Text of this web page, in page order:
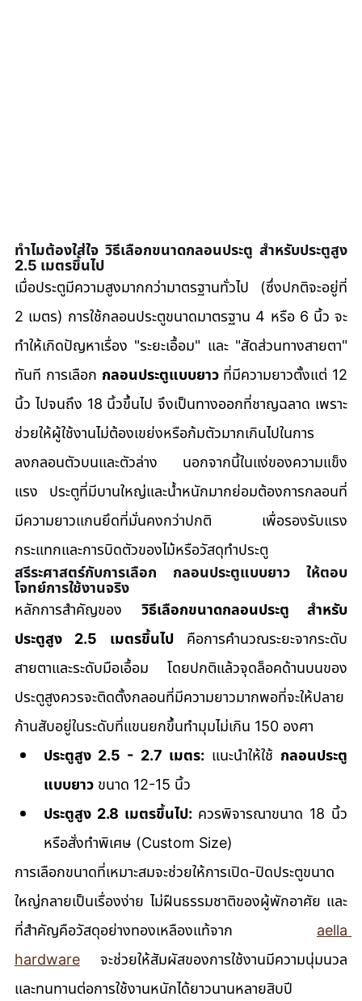
ทำไมต้องใส่ใจ วิธีเลือกขนาดกลอนประตู สำหรับประตูสูง
2.5 เมตรขึ้นไป
เมื่อประตูมีความสูงมากกว่ามาตรฐานทั่วไป (ซึ่งปกติจะอยู่ที่
2 เมตร) การใช้กลอนประตูขนาดมาตรฐาน 4 หรือ 6 นิ้ว จะ
ทำให้เกิดปัญหาเรื่อง "ระยะเอื้อม" และ "สัดส่วนทางสายตา"
ทันที การเลือก กลอนประตูแบบยาว ที่มีความยาวตั้งแต่ 12
นิ้ว ไปจนถึง 18 นิ้วขึ้นไป จึงเป็นทางออกที่ชาญฉลาด เพราะ
ช่วยให้ผู้ใช้งานไม่ต้องเขย่งหรือก้มตัวมากเกินไปในการ
ลงกลอนตัวบนและตัวล่าง นอกจากนี้ในแง่ของความแข็ง
แรง ประตูที่มีบานใหญ่และน้ำหนักมากย่อมต้องการกลอนที่
มีความยาวแกนยึดที่มั่นคงกว่าปกติ เพื่อรองรับแรง
กระแทกและการบิดตัวของไม้หรือวัสดุทำประตู
สรีระศาสตร์กับการเลือก กลอนประตูแบบยาว ให้ตอบ
โจทย์การใช้งานจริง
หลักการสำคัญของ วิธีเลือกขนาดกลอนประตู สำหรับ
ประตูสูง 2.5 เมตรขึ้นไป คือการคำนวณระยะจากระดับ
สายตาและระดับมือเอื้อม โดยปกติแล้วจุดล็อคด้านบนของ
ประตูสูงควรจะติดตั้งกลอนที่มีความยาวมากพอที่จะให้ปลาย
ก้านสับอยู่ในระดับที่แขนยกขึ้นทำมุมไม่เกิน 150 องศา
ประตูสูง 2.5 - 2.7 เมตร: แนะนำให้ใช้ กลอนประตู
แบบยาว ขนาด 12-15 นิ้ว
ประตูสูง 2.8 เมตรขึ้นไป: ควรพิจารณาขนาด 18 นิ้ว
หรือสั่งทำพิเศษ (Custom Size)
การเลือกขนาดที่เหมาะสมจะช่วยให้การเปิด-ปิดประตูขนาด
ใหญ่กลายเป็นเรื่องง่าย ไม่ฝืนธรรมชาติของผู้พักอาศัย และ
ที่สำคัญคือวัสดุอย่างทองเหลืองแท้จาก aella
hardware จะช่วยให้สัมผัสของการใช้งานมีความนุ่มนวล
และทนทานต่อการใช้งานหนักได้ยาวนานหลายสิบปี